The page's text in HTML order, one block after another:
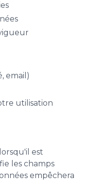
email)
utilisation
est
les champs
empêchera